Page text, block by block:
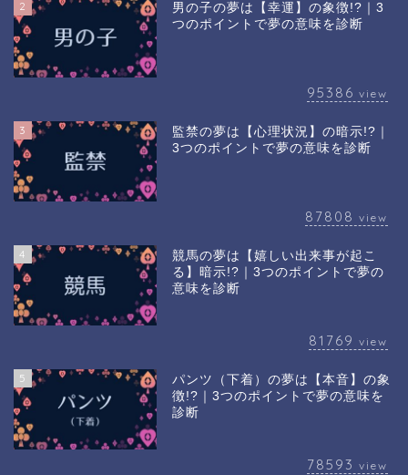
2
男の子の夢は【幸運】の象徴!?｜3
つのポイントで夢の意味を診断
95386 view
3
監禁の夢は【心理状況】の暗示!?｜
3つのポイントで夢の意味を診断
87808 view
4
競馬の夢は【嬉しい出来事が起こ
る】暗示!?｜3つのポイントで夢の
意味を診断
81769 view
5
パンツ（下着）の夢は【本音】の象
徴!?｜3つのポイントで夢の意味を
診断
78593 view